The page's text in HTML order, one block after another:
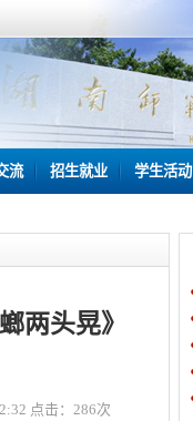
流 招生就业 学生活动
两头晃》
点击： 286次